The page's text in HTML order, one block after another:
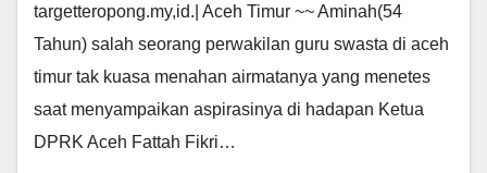
targetteropong.my,id.| Aceh Timur ~~ Aminah(54
Tahun) salah seorang perwakilan guru swasta di aceh
timur tak kuasa menahan airmatanya yang menetes
saat menyampaikan aspirasinya di hadapan Ketua
DPRK Aceh Fattah Fikri…